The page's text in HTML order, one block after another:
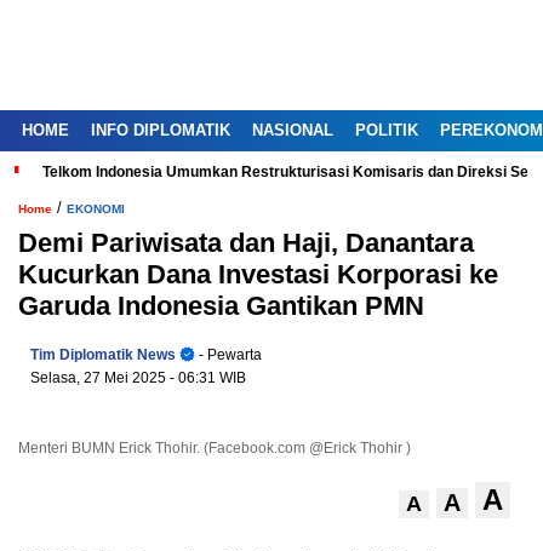
HOME INFO DIPLOMATIK NASIONAL POLITIK
Telkom Indonesia Umumkan Restrukturisasi Komisaris dan Direksi
Home / EKONOMI
Demi Pariwisata dan Haji, Danantara
Kucurkan Dana Investasi Korporasi ke
Garuda Indonesia Gantikan PMN
Tim Diplomatik News
- Pewarta
Selasa, 27 Mei 2025 - 06:31 WIB
Menteri BUMN Erick Thohir. (Facebook.com @Erick Thohir )
A A A